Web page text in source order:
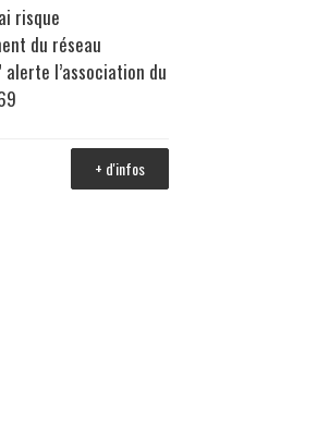
risque
du réseau
l’association du
+ d'infos